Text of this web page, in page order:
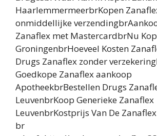
HaarlemmermeerbrKopen
onmiddellijke
Zanaflex met MastercardbrNu
GroningenbrHoeveel Kosten
Drugs Zanaflex zonder
Goedkope Zanaflex aankoop
ApotheekbrBestellen Drugs
LeuvenbrKoop Generieke Zanaflex
LeuvenbrKostprijs Van De
br